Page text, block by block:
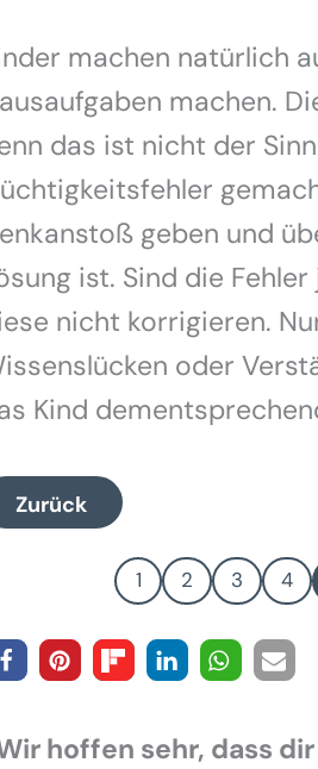
machen natürlich
machen.
das ist nicht der
geben und
ist. Sind die
nicht korrigieren.
oder
Kind
Zurück
1 2 3 4
hoffen sehr, dass